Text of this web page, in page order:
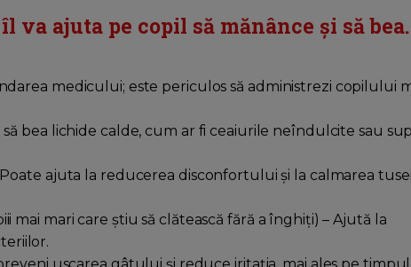
ajuta pe copil să mănânce și să bea.
medicului; este periculos să administrezi copilului
să bea lichide calde, cum ar fi ceaiurile neîndulcite sau
ajuta la reducerea disconfortului și la calmarea tusei
mai mari care știu să clătească fără a înghiți) – Ajută la